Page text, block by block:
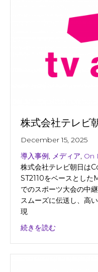
株式会社テレビ
December 15, 2025
導入事例
メディア On
株式会社テレビ朝日は
ST2110をベースとし
でのスポーツ大会の中
スムーズに伝送し、高
現
続きを読むabout 株式会